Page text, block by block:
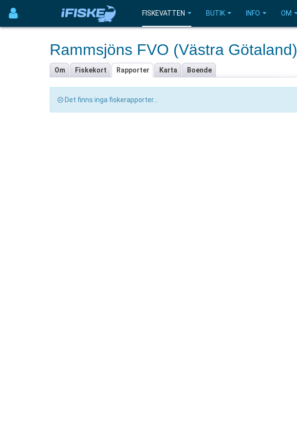
FISKEVATTEN BUTIK INFO OM
Rammsjöns FVO (Västra Götaland)
Om Fiskekort Rapporter Karta Boende
Det finns inga fiskerapporter...